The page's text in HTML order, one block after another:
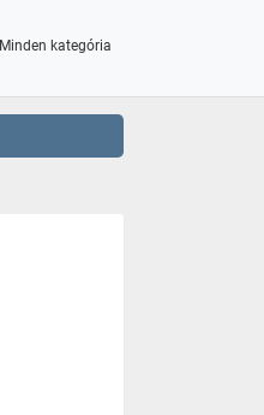
Minden kategória